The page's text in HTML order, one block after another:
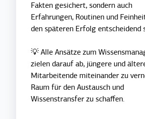
Fakten gesichert, sondern auch
Erfahrungen, Routinen und
den späteren Erfolg entscheidend
💡 Alle Ansätze zum
zielen darauf ab, jüngere und
Mitarbeitende miteinander zu
Raum für den Austausch und
Wissenstransfer zu schaffen.